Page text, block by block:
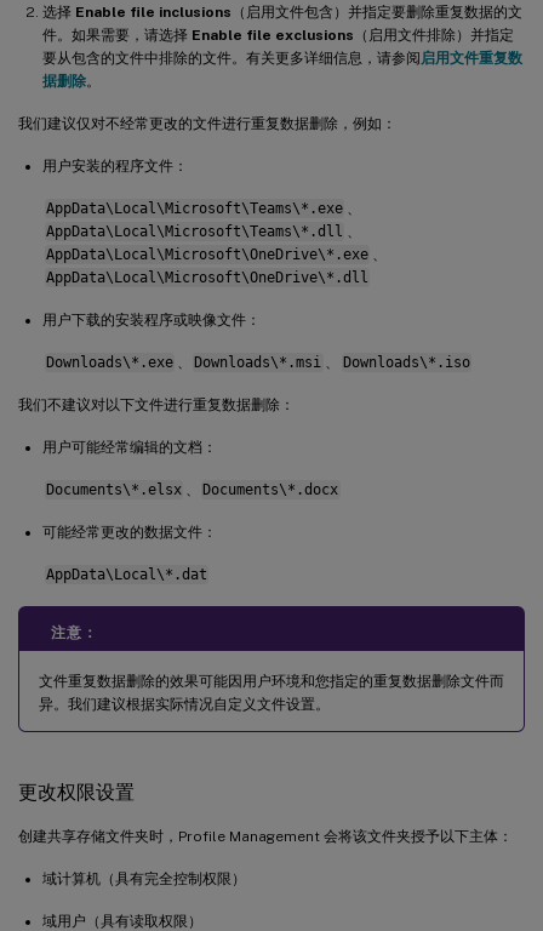
选择 Enable file inclusions （启用文件包含）并指定要删除重复数据的文
件。如果需要，请选择 Enable file exclusions （启用文件排除）并指定
要从包含的文件中排除的文件。有关更多详细信息，请参阅 启用文件重复数
据删除。
我们建议仅对不经常更改的文件进行重复数据删除，例如：
用户安装的程序文件：
AppData\Local\Microsoft\Teams\*.exe
AppData\Local\Microsoft\Teams\*.dll
AppData\Local\Microsoft\OneDrive\*.exe
AppData\Local\Microsoft\OneDrive\*.dll
用户下载的安装程序或映像文件：
Downloads\*.exe Downloads\*.msi Downloads\*.iso
我们不建议对以下文件进行重复数据删除：
用户可能经常编辑的文档：
Documents\*.elsx Documents\*.docx
可能经常更改的数据文件：
AppData\Local\*.dat
注意：
文件重复数据删除的效果可能因用户环境和您指定的重复数据删除文件而
异。我们建议根据实际情况自定义文件设置。
更改权限设置
创建共享存储文件夹时，Profile Management 会将该文件夹授予以下主体：
域计算机（具有完全控制权限）
域用户（具有读取权限）